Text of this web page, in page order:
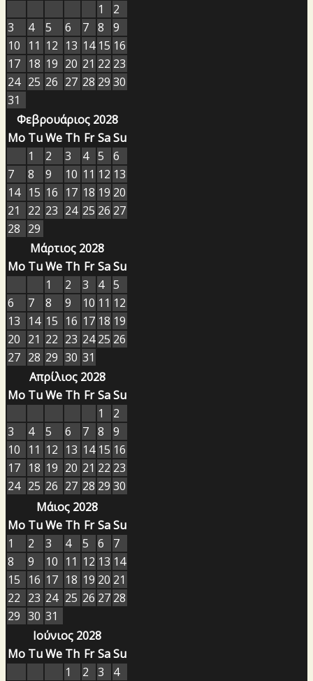
1
2
3
4 5 6 7 8
9
10
11 12 13 14 15 16
17 18 19 20 21 22 23
24 25 26 27 28 29 30
31
Φεβρουάριος 2028
Mo TuWe Th Fr SaSu
1
2 3 4 5
6
7
8 9 10 11 12 13
14 15 16 17 18 19 20
21
22 23 24 25 26 27
28 29
Μάρτιος 2028
Mo TuWe Th Fr SaSu
1
2 3 4 5
6
7 8 9 10 11 12
13
14 15 16 17 18 19
20 21 22 23 24 25 26
27 28 29 30 31
Απρίλιος 2028
Mo TuWe Th Fr SaSu
1
2
3
4 5 6 7 8
9
10
11 12 13 14 15 16
17 18 19 20 21 22 23
24 25 26 27 28 29 30
Μάιος 2028
Mo TuWe Th Fr SaSu
1
2 3 4 5 6
7
8
9 10 11 12 13 14
15
16 17 18 19 20 21
22 23 24 25 26 27 28
29 30 31
Ιούνιος 2028
Mo TuWe Th Fr SaSu
1
2 3
4